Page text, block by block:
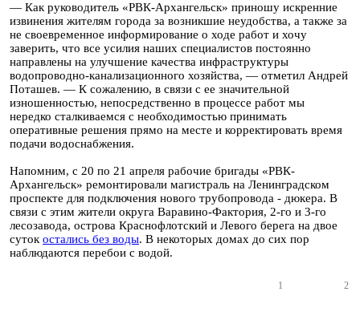
— Как руководитель «РВК-Архангельск» приношу искренние
извинения жителям города за возникшие неудобства, а также за
не своевременное информирование о ходе работ и хочу
заверить, что все усилия наших специалистов постоянно
направлены на улучшение качества инфраструктуры
водопроводно-канализационного хозяйства, — отметил Андрей
Поташев. — К сожалению, в связи с ее значительной
изношенностью, непосредственно в процессе работ мы
нередко сталкиваемся с необходимостью принимать
оперативные решения прямо на месте и корректировать время
подачи водоснабжения.
Напомним, с 20 по 21 апреля рабочие бригады «РВК-
Архангельск» ремонтировали магистраль на Ленинградском
проспекте для подключения нового трубопровода - дюкера. В
связи с этим жители округа Варавино-Фактория, 2-го и 3-го
лесозавода, острова Краснофлотский и Левого берега на двое
суток остались без воды. В некоторых домах до сих пор
наблюдаются перебои с водой.
1 2